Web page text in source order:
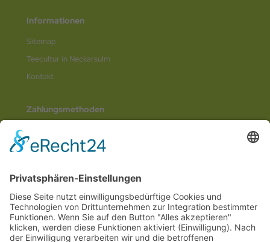
Informationen
Sitemap
Teecultur in Neckarsulm
Kontakt
Zahlungsmethoden
Social Media